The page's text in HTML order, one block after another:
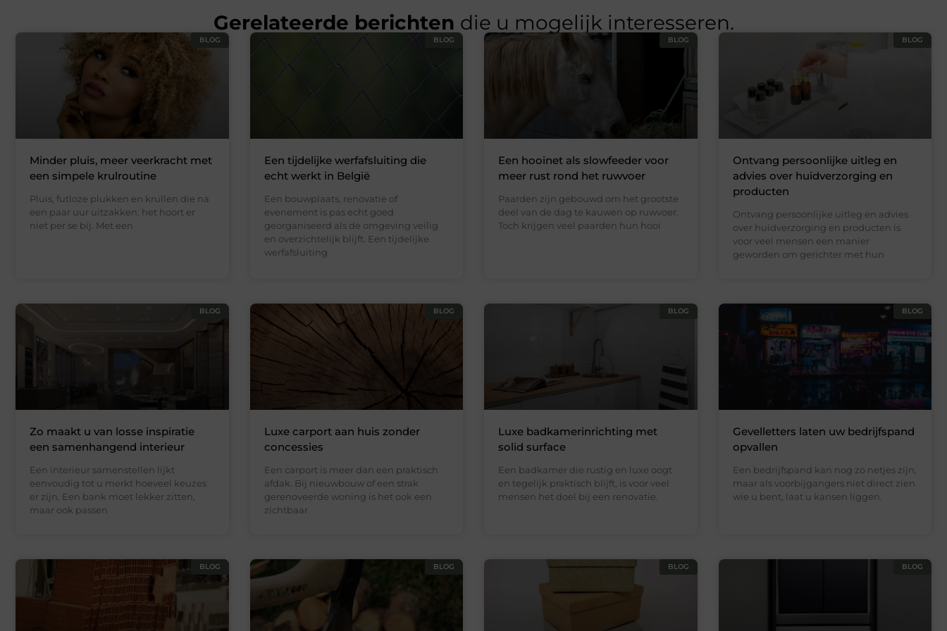
Gerelateerde berichten die u mogelijk interesseren.
BLOG
Minder pluis, meer veerkracht met
een simpele krulroutine
Pluis, futloze plukken en krullen die na
een paar uur uitzakken: het hoort er
niet per se bij. Met een
BLOG
Een tijdelijke werfafsluiting die
echt werkt in België
Een bouwplaats, renovatie of
evenement is pas echt goed
georganiseerd als de omgeving veilig
en overzichtelijk blijft. Een tijdelijke
werfafsluiting
BLOG
Een hooinet als slowfeeder voor
meer rust rond het ruwvoer
Paarden zijn gebouwd om het grootste
deel van de dag te kauwen op ruwvoer.
Toch krijgen veel paarden hun hooi
BLOG
Ontvang persoonlijke uitleg en
advies over huidverzorging en
producten
Ontvang persoonlijke uitleg en advies
over huidverzorging en producten is
voor veel mensen een manier
geworden om gerichter met hun
BLOG
Zo maakt u van losse inspiratie
een samenhangend interieur
Een interieur samenstellen lijkt
eenvoudig tot u merkt hoeveel keuzes
er zijn. Een bank moet lekker zitten,
maar ook passen
BLOG
Luxe carport aan huis zonder
concessies
Een carport is meer dan een praktisch
afdak. Bij nieuwbouw of een strak
gerenoveerde woning is het ook een
zichtbaar
BLOG
Luxe badkamerinrichting met
solid surface
Een badkamer die rustig en luxe oogt
en tegelijk praktisch blijft, is voor veel
mensen het doel bij een renovatie.
BLOG
Gevelletters laten uw bedrijfspand
opvallen
Een bedrijfspand kan nog zo netjes zijn,
maar als voorbijgangers niet direct zien
wie u bent, laat u kansen liggen.
BLOG BLOG BLOG BLOG